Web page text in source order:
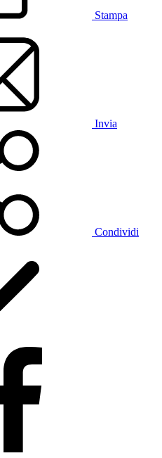
Stampa
Invia
Condividi